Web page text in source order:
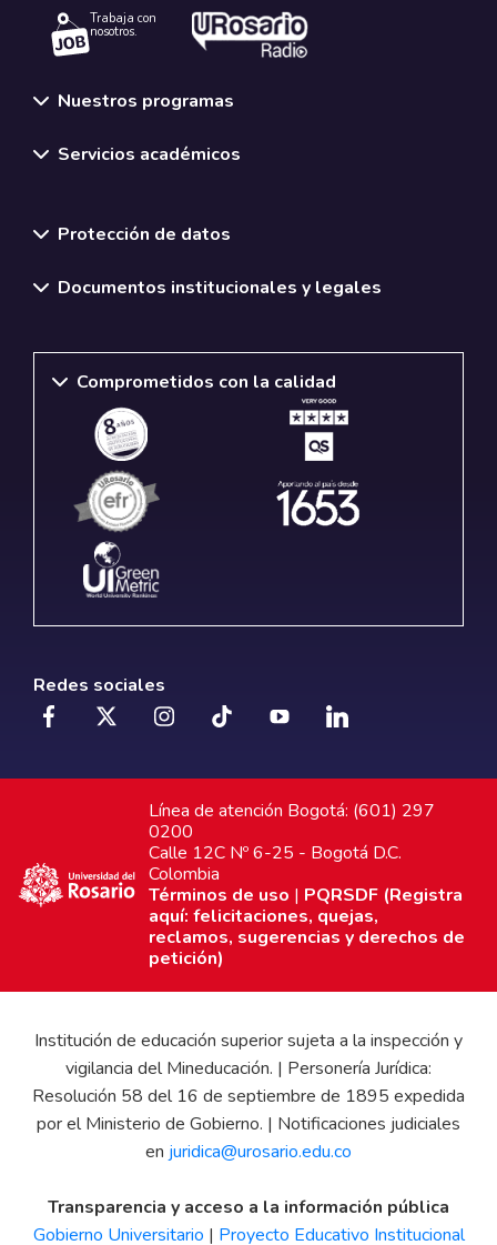
Trabaja con
nosotros.
Nuestros programas
Servicios académicos
Protección de datos
Documentos institucionales y legales
Comprometidos con la calidad
Redes sociales
Línea de atención Bogotá: (601) 297
0200
Calle 12C Nº 6-25 - Bogotá D.C.
Colombia
Términos de uso | PQRSDF (Registra
aquí: felicitaciones, quejas,
reclamos, sugerencias y derechos de
petición)
Institución de educación superior sujeta a la inspección y
vigilancia del Mineducación. | Personería Jurídica:
Resolución 58 del 16 de septiembre de 1895 expedida
por el Ministerio de Gobierno. | Notificaciones judiciales
en juridica@urosario.edu.co
Transparencia y acceso a la información pública
Gobierno Universitario | Proyecto Educativo Institucional